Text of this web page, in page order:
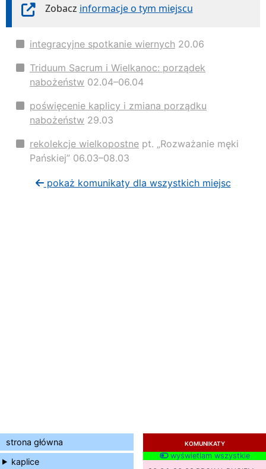
strona główna
kaplice
KOMUNIKATY
wyświetlam wszystkie
Zobacz informacje o tym miejscu
integracyjne spotkanie wiernych 20.06
Triduum Sacrum i Wielkanoc: porządek
nabożeństw 02.04–06.04
poświęcenie kaplicy i zmiana porządku
nabożeństw 29.03
rekolekcje wielkopostne pt. „Rozważanie męki
Pańskiej” 06.03–08.03
pokaż komunikaty dla wszystkich miejsc